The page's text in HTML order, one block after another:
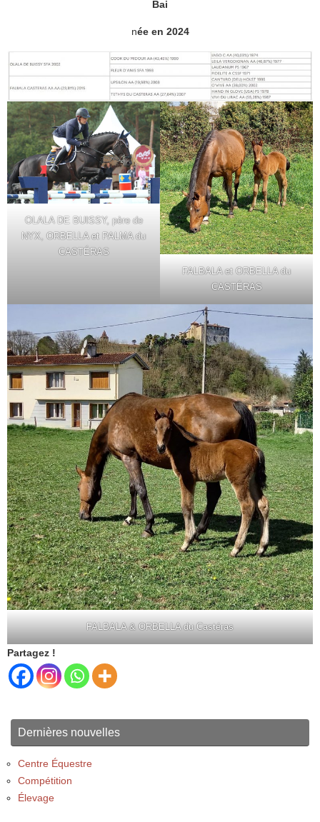
Bai
née en 2024
OLALA DE BUISSY, père de
NYX, ORBELLA et PALMA du
CASTÉRAS
FALBALA et ORBELLA du
CASTÉRAS
FALBALA & ORBELLA du Castéras
Partagez !
Dernières nouvelles
Centre Équestre
Compétition
Élevage